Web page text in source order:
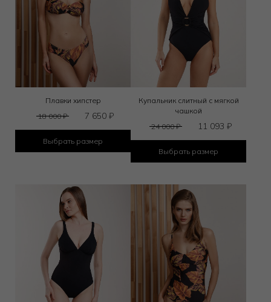
Плавки хипстер
18 000₽ 7 650₽
Выбрать размер
Купальник слитный с мягкой
чашкой
24 000₽ 11 093₽
Выбрать размер